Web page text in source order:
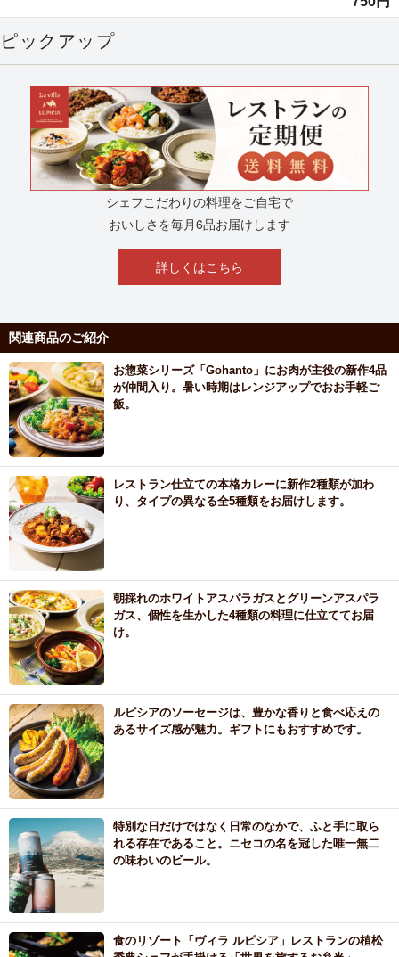
ピックアップ
シェフこだわりの料理をご自宅で
おいしさを毎月6品お届けします
詳しくはこちら
関連商品のご紹介
お惣菜シリーズ「Gohanto」にお肉が主役の新作4品
が仲間入り。暑い時期はレンジアップでおお手軽ご
飯。
レストラン仕立ての本格カレーに新作2種類が加わ
り、タイプの異なる全5種類をお届けします。
朝採れのホワイトアスパラガスとグリーンアスパラ
ガス、個性を生かした4種類の料理に仕立ててお届
け。
ルピシアのソーセージは、豊かな香りと食べ応えの
あるサイズ感が魅力。ギフトにもおすすめです。
特別な日だけではなく日常のなかで、ふと手に取ら
れる存在であること。ニセコの名を冠した唯一無二
の味わいのビール。
食のリゾート「ヴィラ ルピシア」レストランの植松